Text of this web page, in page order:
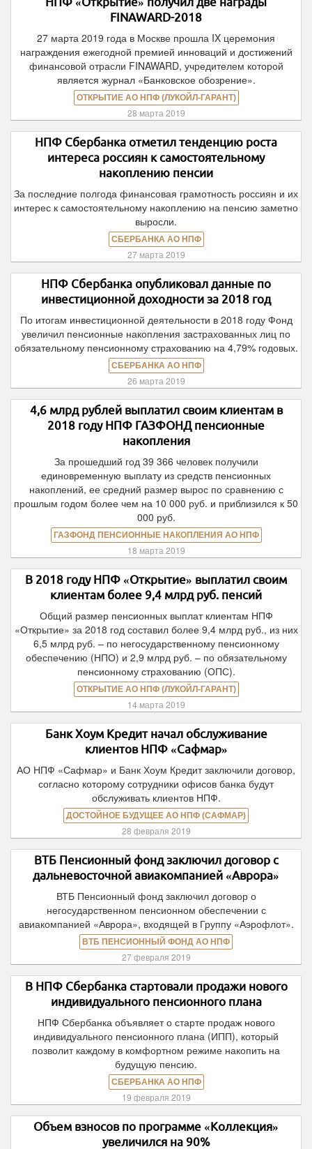
FINAWARD-2018
27 марта 2019 года в Москве прошла IX церемония
награждения ежегодной премией инноваций и достижений
финансовой отрасли FINAWARD, учредителем которой
является журнал «Банковское обозрение».
ОТКРЫТИЕ АО НПФ (ЛУКОЙЛ-ГАРАНТ)
28 марта 2019
НПФ Сбербанка отметил тенденцию роста
интереса россиян к самостоятельному
накоплению пенсии
За последние полгода финансовая грамотность россиян и их
интерес к самостоятельному накоплению на пенсию заметно
выросли.
СБЕРБАНКА АО НПФ
27 марта 2019
НПФ Сбербанка опубликовал данные по
инвестиционной доходности за 2018 год
По итогам инвестиционной деятельности в 2018 году Фонд
увеличил пенсионные накопления застрахованных лиц по
обязательному пенсионному страхованию на 4,79% годовых.
СБЕРБАНКА АО НПФ
26 марта 2019
4,6 млрд рублей выплатил своим клиентам в
2018 году НПФ ГАЗФОНД пенсионные
накопления
За прошедший год 39 366 человек получили
единовременную выплату из средств пенсионных
накоплений, ее средний размер вырос по сравнению с
прошлым годом более чем на 10 000 руб. и приблизился к 50
000 руб.
ГАЗФОНД ПЕНСИОННЫЕ НАКОПЛЕНИЯ АО НПФ
18 марта 2019
В 2018 году НПФ «Открытие» выплатил своим
клиентам более 9,4 млрд руб. пенсий
Общий размер пенсионных выплат клиентам НПФ
«Открытие» за 2018 год составил более 9,4 млрд руб., из них
6,5 млрд руб. – по негосударственному пенсионному
обеспечению (НПО) и 2,9 млрд руб. – по обязательному
пенсионному страхованию (ОПС).
ОТКРЫТИЕ АО НПФ (ЛУКОЙЛ-ГАРАНТ)
14 марта 2019
Банк Хоум Кредит начал обслуживание
клиентов НПФ «Сафмар»
АО НПФ «Сафмар» и Банк Хоум Кредит заключили договор,
согласно которому сотрудники офисов банка будут
обслуживать клиентов НПФ.
ДОСТОЙНОЕ БУДУЩЕЕ АО НПФ (САФМАР)
28 февраля 2019
ВТБ Пенсионный фонд заключил договор с
дальневосточной авиакомпанией «Аврора»
ВТБ Пенсионный фонд заключил договор о
негосударственном пенсионном обеспечении с
авиакомпанией «Аврора», входящей в Группу «Аэрофлот».
ВТБ ПЕНСИОННЫЙ ФОНД АО НПФ
27 февраля 2019
В НПФ Сбербанка стартовали продажи нового
индивидуального пенсионного плана
НПФ Сбербанка объявляет о старте продаж нового
индивидуального пенсионного плана (ИПП), который
позволит каждому в комфортном режиме накопить на
будущую пенсию.
СБЕРБАНКА АО НПФ
19 февраля 2019
Объем взносов по программе «Коллекция»
увеличился на 90%